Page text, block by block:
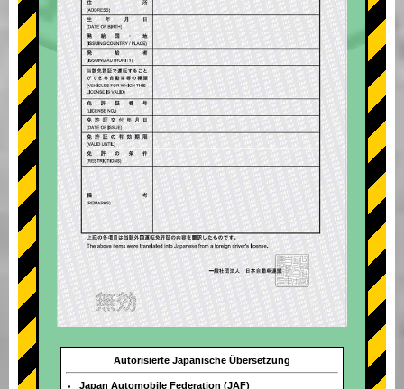
Autorisierte Japanische Übersetzung
Japan Automobile Federation (JAF)